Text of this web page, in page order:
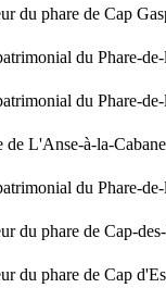
du phare de Cap
du Phare-
du Phare-
de L'Anse-à-la-Cabane
du Phare-
du phare de Cap-
du phare de Cap